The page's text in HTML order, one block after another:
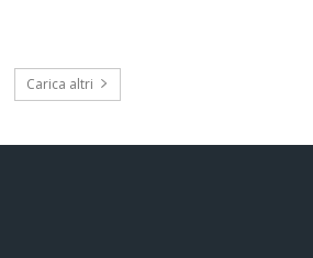
Carica altri